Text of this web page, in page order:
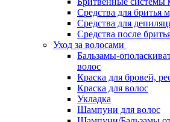
Средства для бритья
Средства для
Средства после
Уход за волосами
Бальзамы-
волос
Краска для бровей,
Краска для волос
Укладка
Шампуни для волос